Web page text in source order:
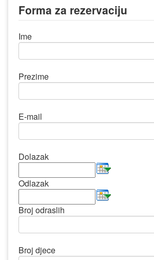
Forma za rezervaciju
Ime
Prezime
E-mail
Dolazak
Odlazak
Broj odraslih
Broj djece